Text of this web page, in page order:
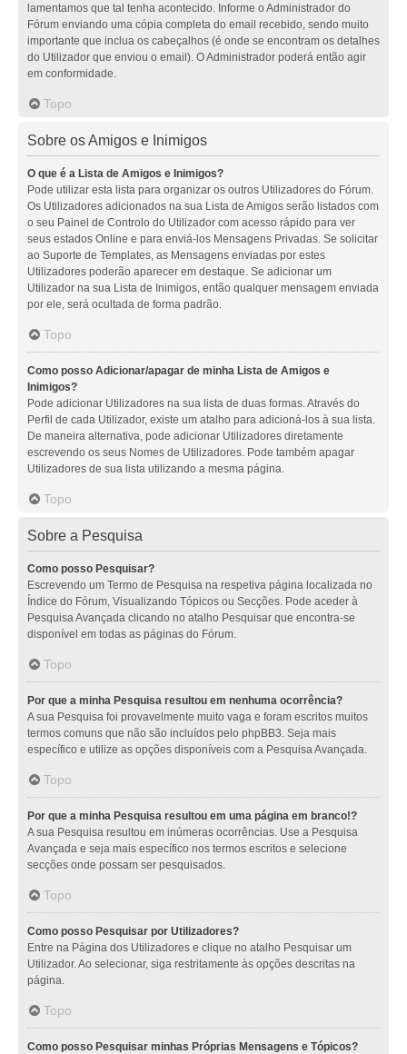
lamentamos que tal tenha acontecido. Informe o Administrador do
Fórum enviando uma cópia completa do email recebido, sendo muito
importante que inclua os cabeçalhos (é onde se encontram os detalhes
do Utilizador que enviou o email). O Administrador poderá então agir
em conformidade.
Topo
Sobre os Amigos e Inimigos
O que é a Lista de Amigos e Inimigos?
Pode utilizar esta lista para organizar os outros Utilizadores do Fórum.
Os Utilizadores adicionados na sua Lista de Amigos serão listados com
o seu Painel de Controlo do Utilizador com acesso rápido para ver
seus estados Online e para enviá-los Mensagens Privadas. Se solicitar
ao Suporte de Templates, as Mensagens enviadas por estes
Utilizadores poderão aparecer em destaque. Se adicionar um
Utilizador na sua Lista de Inimigos, então qualquer mensagem enviada
por ele, será ocultada de forma padrão.
Topo
Como posso Adicionar/apagar de minha Lista de Amigos e
Inimigos?
Pode adicionar Utilizadores na sua lista de duas formas. Através do
Perfil de cada Utilizador, existe um atalho para adicioná-los à sua lista.
De maneira alternativa, pode adicionar Utilizadores diretamente
escrevendo os seus Nomes de Utilizadores. Pode também apagar
Utilizadores de sua lista utilizando a mesma página.
Topo
Sobre a Pesquisa
Como posso Pesquisar?
Escrevendo um Termo de Pesquisa na respetiva página localizada no
Índice do Fórum, Visualizando Tópicos ou Secções. Pode aceder à
Pesquisa Avançada clicando no atalho Pesquisar que encontra-se
disponível em todas as páginas do Fórum.
Topo
Por que a minha Pesquisa resultou em nenhuma ocorrência?
A sua Pesquisa foi provavelmente muito vaga e foram escritos muitos
termos comuns que não são incluídos pelo phpBB3. Seja mais
específico e utilize as opções disponíveis com a Pesquisa Avançada.
Topo
Por que a minha Pesquisa resultou em uma página em branco!?
A sua Pesquisa resultou em inúmeras ocorrências. Use a Pesquisa
Avançada e seja mais específico nos termos escritos e selecione
secções onde possam ser pesquisados.
Topo
Como posso Pesquisar por Utilizadores?
Entre na Página dos Utilizadores e clique no atalho Pesquisar um
Utilizador. Ao selecionar, siga restritamente às opções descritas na
página.
Topo
Como posso Pesquisar minhas Próprias Mensagens e Tópicos?